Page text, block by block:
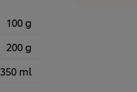
100 g
200 g
350 ml